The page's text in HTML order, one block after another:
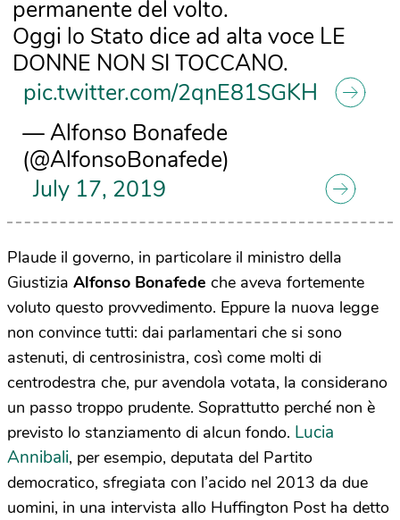
permanente del volto.
Oggi lo Stato dice ad alta voce LE
DONNE NON SI TOCCANO.
pic.twitter.com/2qnE81SGKH
— Alfonso Bonafede
(@AlfonsoBonafede)
July 17, 2019
Plaude il governo, in particolare il ministro della
Giustizia Alfonso Bonafede che aveva fortemente
voluto questo provvedimento. Eppure la nuova legge
non convince tutti: dai parlamentari che si sono
astenuti, di centrosinistra, così come molti di
centrodestra che, pur avendola votata, la considerano
un passo troppo prudente. Soprattutto perché non è
previsto lo stanziamento di alcun fondo. Lucia
Annibali, per esempio, deputata del Partito
democratico, sfregiata con l’acido nel 2013 da due
uomini, in una intervista allo Huffington Post ha detto